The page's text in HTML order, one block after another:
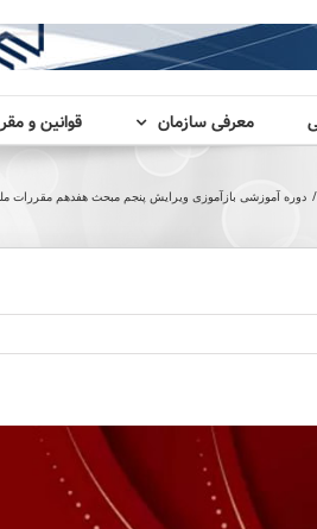
معرفی سازمان قوانین و
/ دوره آموزشی بازآموزی ویرایش پنجم مبحث هفدهم مقررات